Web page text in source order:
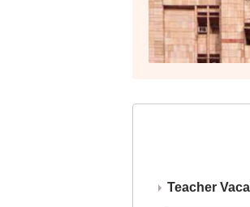
Teacher